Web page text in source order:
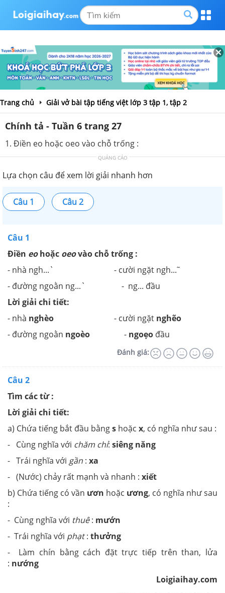
Trang chủ Giải vở bài tập tiếng việt lớp 3 tập 1, tập 2
Chính tả - Tuần 6 trang 27
1. Điền eo hoặc oeo vào chỗ trống :
QUẢNG CÁO
Lựa chọn câu để xem lời giải nhanh hơn
Câu 1 Câu 2
Câu 1
Điền eohoặc oeovào chỗ trống :
- nhà ngh...` - cười ngặt ngh... ̃
- đường ngoằn ng...` - ng... đầu
Lời giải chi tiết:
- nhà nghèo - cười ngặt nghẽo
- đường ngoằn ngoèo - ngoẹo đầu
Đánh giá:
Câu 2
Tìm các từ :
Lời giải chi tiết:
a) Chứa tiếng bắt đầu bằngs hoặc x, có nghĩa như sau :
- Cùng nghĩa với chăm chỉ: siêng năng
- Trái nghĩa với gần : xa
- (Nước) chảy rất mạnh và nhanh : xiết
b) Chứa tiếng có vần ươn hoặc ương, có nghĩa như sau
:
- Cùng nghĩa với thuê: mướn
- Trái nghĩa với phạt: thưởng
- Làm chín bằng cách đặt trực tiếp trên than, lửa
: nướng
Loigiaihay.com